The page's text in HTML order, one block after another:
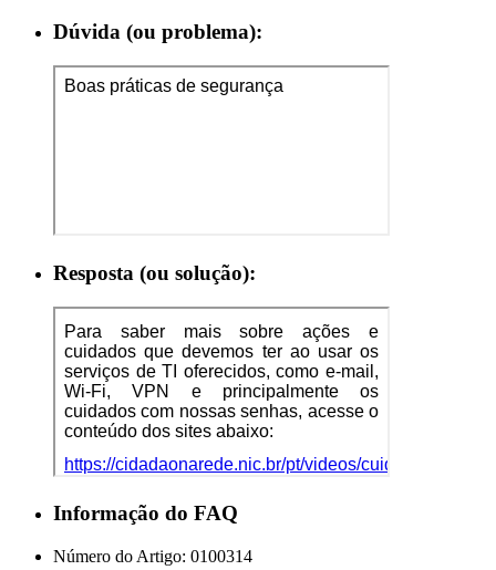
Dúvida (ou problema):
Resposta (ou solução):
Informação do FAQ
Número do Artigo: 0100314